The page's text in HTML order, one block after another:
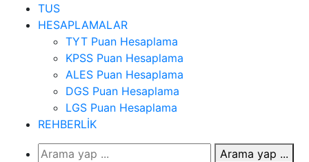
TUS
HESAPLAMALAR
TYT Puan Hesaplama
KPSS Puan Hesaplama
ALES Puan Hesaplama
DGS Puan Hesaplama
LGS Puan Hesaplama
REHBERLİK
Arama yap ...